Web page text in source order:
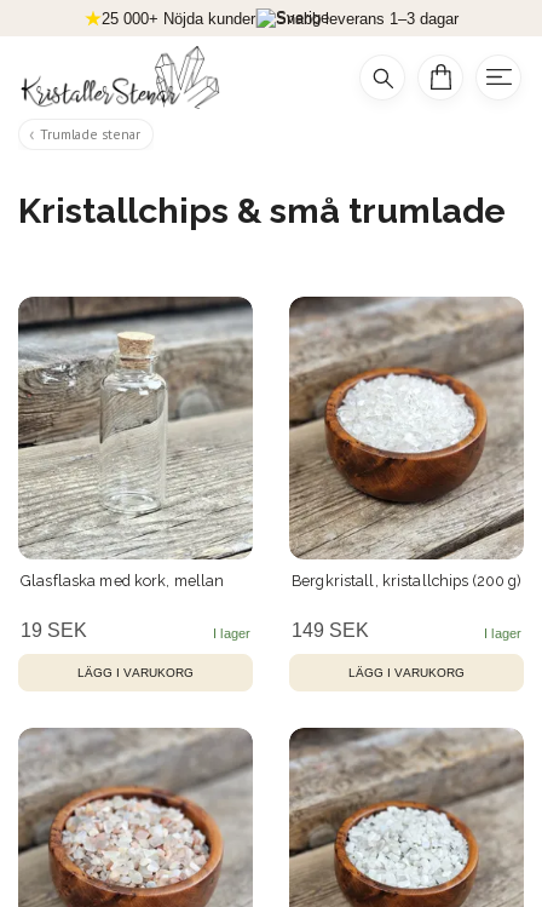
25 000+ Nöjda kunder Snabb leverans 1–3 dagar
Trumlade stenar
Kristallchips & små trumlade
Glasflaska med kork, mellan
19 SEK
LÄGG I VARUKORG
Bergkristall, kristallchips (200 g)
149 SEK